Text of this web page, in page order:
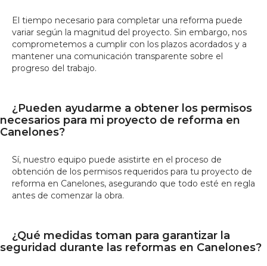
El tiempo necesario para completar una reforma puede
variar según la magnitud del proyecto. Sin embargo, nos
comprometemos a cumplir con los plazos acordados y a
mantener una comunicación transparente sobre el
progreso del trabajo.
¿Pueden ayudarme a obtener los permisos
necesarios para mi proyecto de reforma en
Canelones?
Sí, nuestro equipo puede asistirte en el proceso de
obtención de los permisos requeridos para tu proyecto de
reforma en Canelones, asegurando que todo esté en regla
antes de comenzar la obra.
¿Qué medidas toman para garantizar la
seguridad durante las reformas en Canelones?